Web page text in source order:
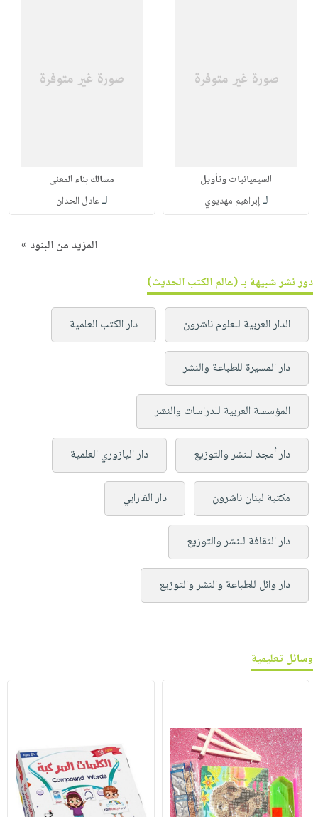
السيميائيات وتأويل
لـإبراهيم مهديوي
مسالك بناء المعنى
لـعادل الحدان
المزيد من البنود »
دور نشر شبيهة بـ (عالم الكتب الحديث)
الدار العربية للعلوم ناشرون دار الكتب العلمية
دار المسيرة للطباعة والنشر
المؤسسة العربية للدراسات والنشر
دار أمجد للنشر والتوزيع دار اليازوري العلمية
مكتبة لبنان ناشرون دار الفارابي
دار الثقافة للنشر والتوزيع
دار وائل للطباعة والنشر والتوزيع
وسائل تعليمية